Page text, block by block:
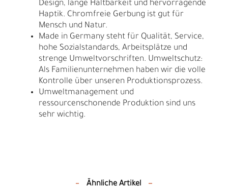
Design, lange Haltbarkeit und hervorragende
Haptik. Chromfreie Gerbung ist gut für
Mensch und Natur.
Made in Germany steht für Qualität, Service,
hohe Sozialstandards, Arbeitsplätze und
strenge Umweltvorschriften. Umweltschutz:
Als Familienunternehmen haben wir die volle
Kontrolle über unseren Produktionsprozess.
Umweltmanagement und
ressourcenschonende Produktion sind uns
sehr wichtig.
Ähnliche Artikel